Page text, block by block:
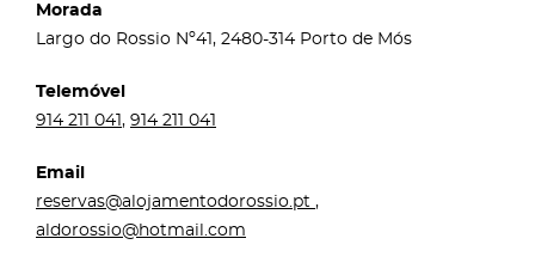
Morada
Largo do Rossio Nº41, 2480-314 Porto de Mós
Telemóvel
914 211 041, 914 211 041
Email
reservas@alojamentodorossio.pt ,
aldorossio@hotmail.com